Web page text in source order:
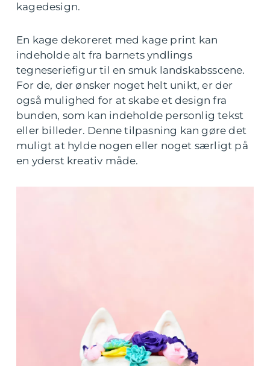
kagedesign.
En kage dekoreret med kage print kan
indeholde alt fra barnets yndlings
tegneseriefigur til en smuk landskabsscene.
For de, der ønsker noget helt unikt, er der
også mulighed for at skabe et design fra
bunden, som kan indeholde personlig tekst
eller billeder. Denne tilpasning kan gøre det
muligt at hylde nogen eller noget særligt på
en yderst kreativ måde.